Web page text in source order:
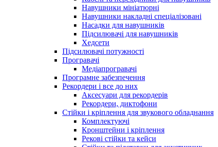
Навушники мініатюрні
Навушники накладні спеціалізовані
Насадки для навушників
Підсилювачі для навушників
Хедсети
Підсилювачі потужності
Програвачі
Медіапрогравачі
Програмне забезпечення
Рекордери і все до них
Аксесуари для рекордерів
Рекордери, диктофони
Стійки і кріплення для звукового обладнання
Комплектуючі
Кронштейни і кріплення
Рекові стійки та кейси